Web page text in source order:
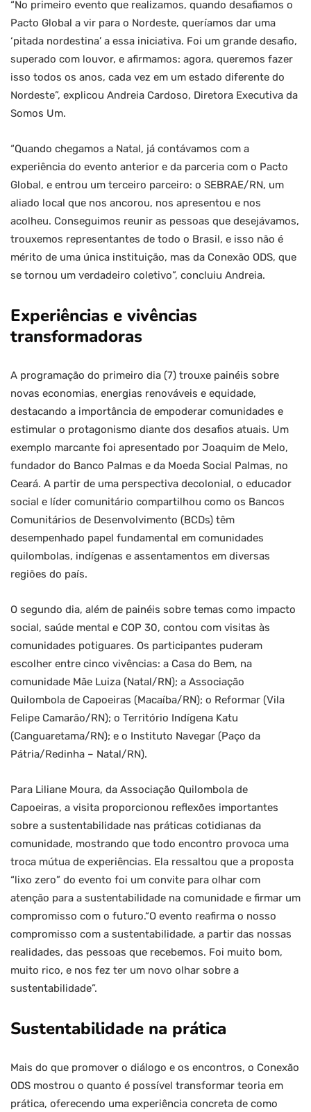
“No primeiro evento que realizamos, quando desafiamos o
Pacto Global a vir para o Nordeste, queríamos dar uma
‘pitada nordestina’ a essa iniciativa. Foi um grande desafio,
superado com louvor, e afirmamos: agora, queremos fazer
isso todos os anos, cada vez em um estado diferente do
Nordeste”, explicou Andreia Cardoso, Diretora Executiva da
Somos Um.
“Quando chegamos a Natal, já contávamos com a
experiência do evento anterior e da parceria com o Pacto
Global, e entrou um terceiro parceiro: o SEBRAE/RN, um
aliado local que nos ancorou, nos apresentou e nos
acolheu. Conseguimos reunir as pessoas que desejávamos,
trouxemos representantes de todo o Brasil, e isso não é
mérito de uma única instituição, mas da Conexão ODS, que
se tornou um verdadeiro coletivo”, concluiu Andreia.
Experiências e vivências
transformadoras
A programação do primeiro dia (7) trouxe painéis sobre
novas economias, energias renováveis e equidade,
destacando a importância de empoderar comunidades e
estimular o protagonismo diante dos desafios atuais. Um
exemplo marcante foi apresentado por Joaquim de Melo,
fundador do Banco Palmas e da Moeda Social Palmas, no
Ceará. A partir de uma perspectiva decolonial, o educador
social e líder comunitário compartilhou como os Bancos
Comunitários de Desenvolvimento (BCDs) têm
desempenhado papel fundamental em comunidades
quilombolas, indígenas e assentamentos em diversas
regiões do país.
O segundo dia, além de painéis sobre temas como impacto
social, saúde mental e COP 30, contou com visitas às
comunidades potiguares. Os participantes puderam
escolher entre cinco vivências: a Casa do Bem, na
comunidade Mãe Luiza (Natal/RN); a Associação
Quilombola de Capoeiras (Macaíba/RN); o Reformar (Vila
Felipe Camarão/RN); o Território Indígena Katu
(Canguaretama/RN); e o Instituto Navegar (Paço da
Pátria/Redinha – Natal/RN).
Para Liliane Moura, da Associação Quilombola de
Capoeiras, a visita proporcionou reflexões importantes
sobre a sustentabilidade nas práticas cotidianas da
comunidade, mostrando que todo encontro provoca uma
troca mútua de experiências. Ela ressaltou que a proposta
“lixo zero” do evento foi um convite para olhar com
atenção para a sustentabilidade na comunidade e firmar um
compromisso com o futuro.“O evento reafirma o nosso
compromisso com a sustentabilidade, a partir das nossas
realidades, das pessoas que recebemos. Foi muito bom,
muito rico, e nos fez ter um novo olhar sobre a
sustentabilidade”.
Sustentabilidade na prática
Mais do que promover o diálogo e os encontros, o Conexão
ODS mostrou o quanto é possível transformar teoria em
prática, oferecendo uma experiência concreta de como